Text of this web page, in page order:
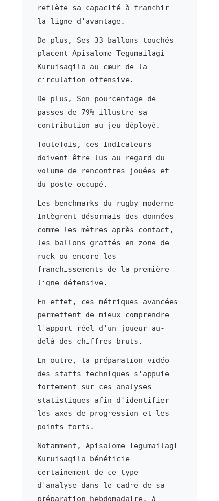
reflète sa capacité à franchir
la ligne d'avantage.
De plus, Ses 33 ballons touchés
placent Apisalome Tegumailagi
Kuruisaqila au cœur de la
circulation offensive.
De plus, Son pourcentage de
passes de 79% illustre sa
contribution au jeu déployé.
Toutefois, ces indicateurs
doivent être lus au regard du
volume de rencontres jouées et
du poste occupé.
Les benchmarks du rugby moderne
intègrent désormais des données
comme les mètres après contact,
les ballons grattés en zone de
ruck ou encore les
franchissements de la première
ligne défensive.
En effet, ces métriques avancées
permettent de mieux comprendre
l'apport réel d'un joueur au-
delà des chiffres bruts.
En outre, la préparation vidéo
des staffs techniques s'appuie
fortement sur ces analyses
statistiques afin d'identifier
les axes de progression et les
points forts.
Notamment, Apisalome Tegumailagi
Kuruisaqila bénéficie
certainement de ce type
d'analyse dans le cadre de sa
préparation hebdomadaire, à